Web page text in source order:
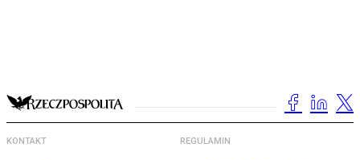
KONTAKT REGULAMIN